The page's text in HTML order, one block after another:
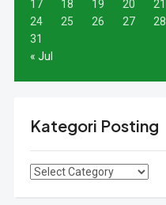
17 18 19 20 21
24
25 26 27 28
31
« Jul
Kategori Posting